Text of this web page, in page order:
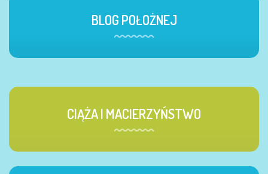
BLOG POŁOŻNEJ
CIĄŻA I MACIERZYŃSTWO